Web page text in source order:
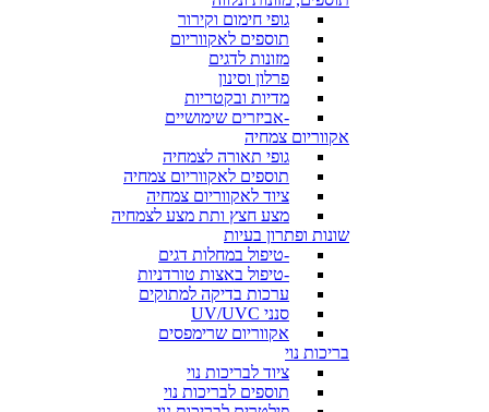
גופי חימום וקירור
תוספים לאקווריום
מזונות לדגים
פרלון וסינון
מדיות ובקטריות
-אביזרים שימושיים
אקווריום צמחיה
גופי תאורה לצמחיה
תוספים לאקווריום צמחיה
ציוד לאקווריום צמחיה
מצע חצץ ותת מצע לצמחיה
שונות ופתרון בעיות
-טיפול במחלות דגים
-טיפול באצות טורדניות
ערכות בדיקה למתוקים
סנני UV/UVC
אקווריום שרימפסים
בריכות נוי
ציוד לבריכות נוי
תוספים לבריכות נוי